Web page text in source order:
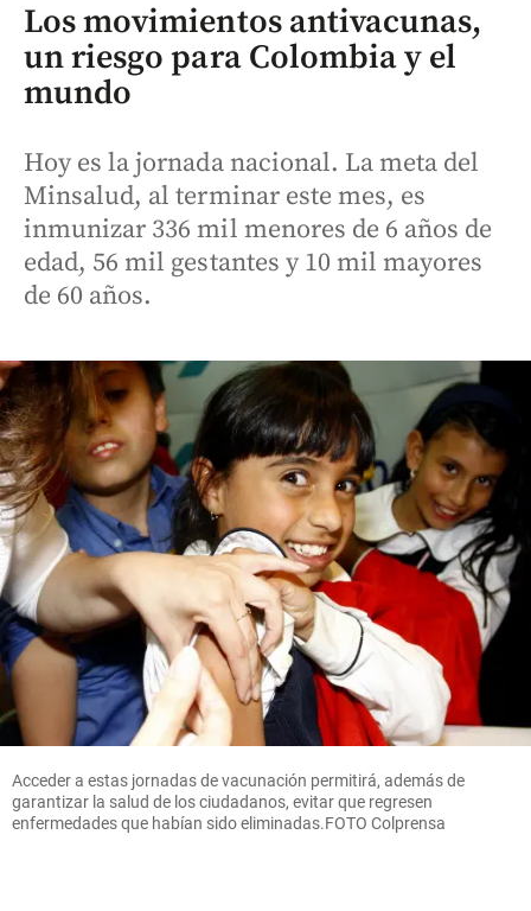
Los movimientos antivacunas,
un riesgo para Colombia y el
mundo
Hoy es la jornada nacional. La meta del
Minsalud, al terminar este mes, es
inmunizar 336 mil menores de 6 años de
edad, 56 mil gestantes y 10 mil mayores
de 60 años.
Acceder a estas jornadas de vacunación permitirá, además de
garantizar la salud de los ciudadanos, evitar que regresen
enfermedades que habían sido eliminadas.FOTO Colprensa